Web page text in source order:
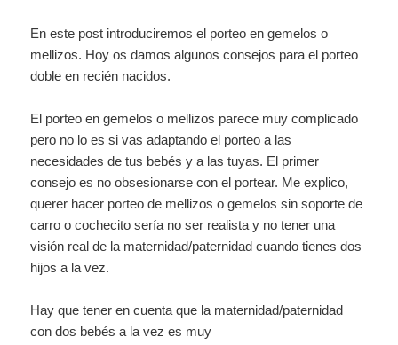
En este post introduciremos el porteo en gemelos o
mellizos. Hoy os damos algunos consejos para el porteo
doble en recién nacidos.
El porteo en gemelos o mellizos parece muy complicado
pero no lo es si vas adaptando el porteo a las
necesidades de tus bebés y a las tuyas. El primer
consejo es no obsesionarse con el portear. Me explico,
querer hacer porteo de mellizos o gemelos sin soporte de
carro o cochecito sería no ser realista y no tener una
visión real de la maternidad/paternidad cuando tienes dos
hijos a la vez.
Hay que tener en cuenta que la maternidad/paternidad
con dos bebés a la vez es muy